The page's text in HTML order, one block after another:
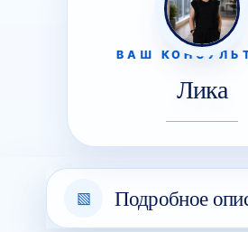
ВАШ
Лика
Подробное